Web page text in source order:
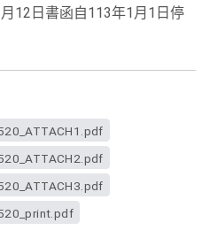
12日書函自113年1月1日停